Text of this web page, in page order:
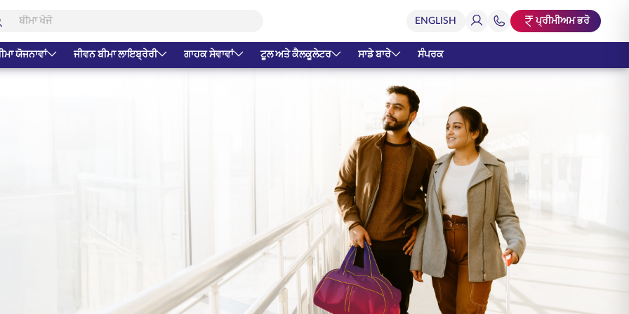
ਪ੍ਰੀਮੀਅਮ ਭਰੋ
ਯੋਜਨਾਵਾਂ ਜੀਵਨ ਬੀਮਾ ਲਾਇਬ੍ਰੇਰੀ ਗਾਹਕ ਸੇਵਾਵਾਂ ਟੂਲ ਅਤੇ ਕੈਲਕੂਲੇਟਰ ਸਾਡੇ ਬਾਰੇ ਸੰਪਰਕ